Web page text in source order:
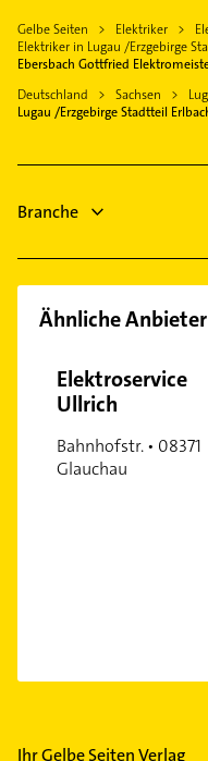
Limbach-Oberfrohna
Burkhardtsdorf
Mülsen
Bauunternehmen
Dachdecker
Physikalische Therapie
Schreiner
Zahnarzt
Heizung & Sanitär
Lüftungsanlagen
Gelbe Seiten Elektriker
Elektriker in Lugau /Erzgebirge
Ebersbach Gottfried
Deutschland
Sachsen
Lugau /Erzgebirge Stadtteil
Branche
Ähnliche Anbieter
Elektroservice
Ullrich
Bahnhofstr. • 08371
Glauchau
Ihr Gelbe Seiten Verlag